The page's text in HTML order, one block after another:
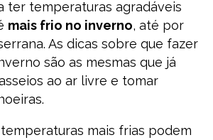
ter temperaturas agradáveis
mais frio no inverno, até por
As dicas sobre que fazer
são as mesmas que já
ao ar livre e tomar
mais frias podem